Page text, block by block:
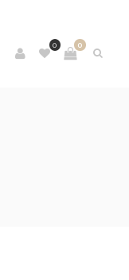
0
0